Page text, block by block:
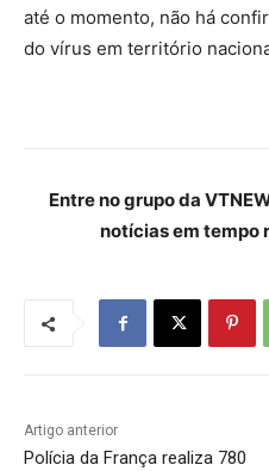
até o momento, não há
do vírus em território
Entre no grupo da
notícias em tempo
Artigo anterior
Polícia da França realiza 780